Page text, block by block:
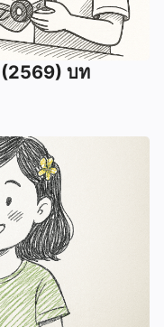
(2569) บท